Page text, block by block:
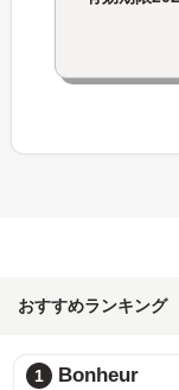
おすすめランキング
1 Bonheur